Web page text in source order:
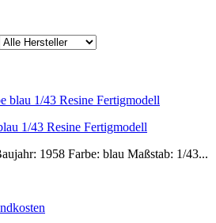
1/43 Resine Fertigmodell
1958 Farbe: blau Maßstab: 1/43...